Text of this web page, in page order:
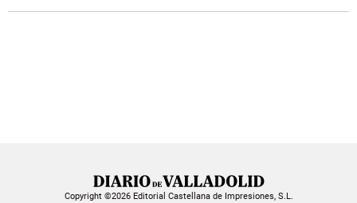
Copyright ©2026 Editorial Castellana de Impresiones, S.L.